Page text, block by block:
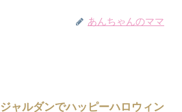
あんちゃんのママ
ジャルダンでハッピーハロウィン